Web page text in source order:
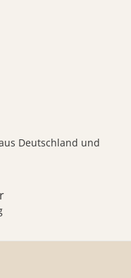
Deutschland und